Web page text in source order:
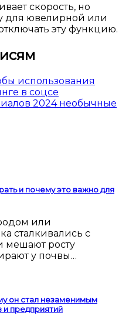
скорость, но
для ювелирной или
эту функцию.
использования
в соцсе
2024 необычные
и почему это важно для
сталкивались с
мешают росту
у почвы…
он стал незаменимым
предприятий